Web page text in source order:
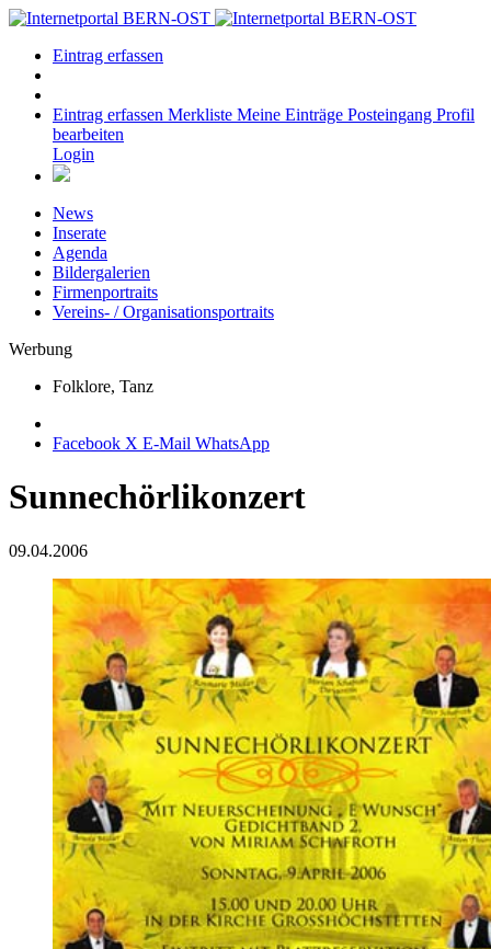
Eintrag erfassen
Eintrag erfassen Merkliste Meine Einträge Posteingang Profil
bearbeiten
Login
News
Inserate
Agenda
Bildergalerien
Firmenportraits
Vereins- / Organisationsportraits
Werbung
Folklore, Tanz
Facebook X E-Mail WhatsApp
Sunnechörlikonzert
09.04.2006